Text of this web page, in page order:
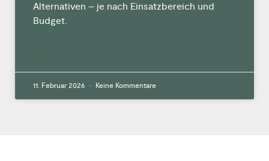
Alternativen – je nach Einsatzbereich und
Budget.
11. Februar 2026 Keine Kommentare